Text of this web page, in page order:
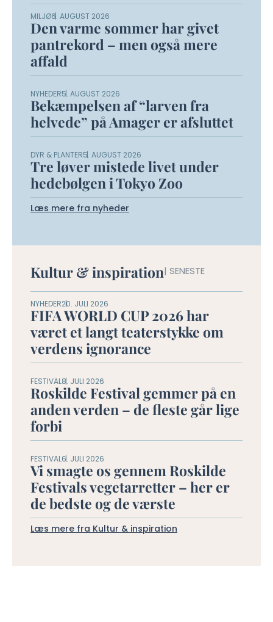
MILJØ6. AUGUST 2026
Den varme sommer har givet
pantrekord – men også mere
affald
NYHEDER5. AUGUST 2026
Bekæmpelsen af “larven fra
helvede” på Amager er afsluttet
DYR & PLANTER5. AUGUST 2026
Tre løver mistede livet under
hedebølgen i Tokyo Zoo
Læs mere fra nyheder
Kultur & inspiration| SENESTE
NYHEDER20. JULI 2026
FIFA WORLD CUP 2026 har
været et langt teaterstykke om
verdens ignorance
FESTIVAL8. JULI 2026
Roskilde Festival gemmer på en
anden verden – de fleste går lige
forbi
FESTIVAL6. JULI 2026
Vi smagte os gennem Roskilde
Festivals vegetarretter – her er
de bedste og de værste
Læs mere fra Kultur & inspiration